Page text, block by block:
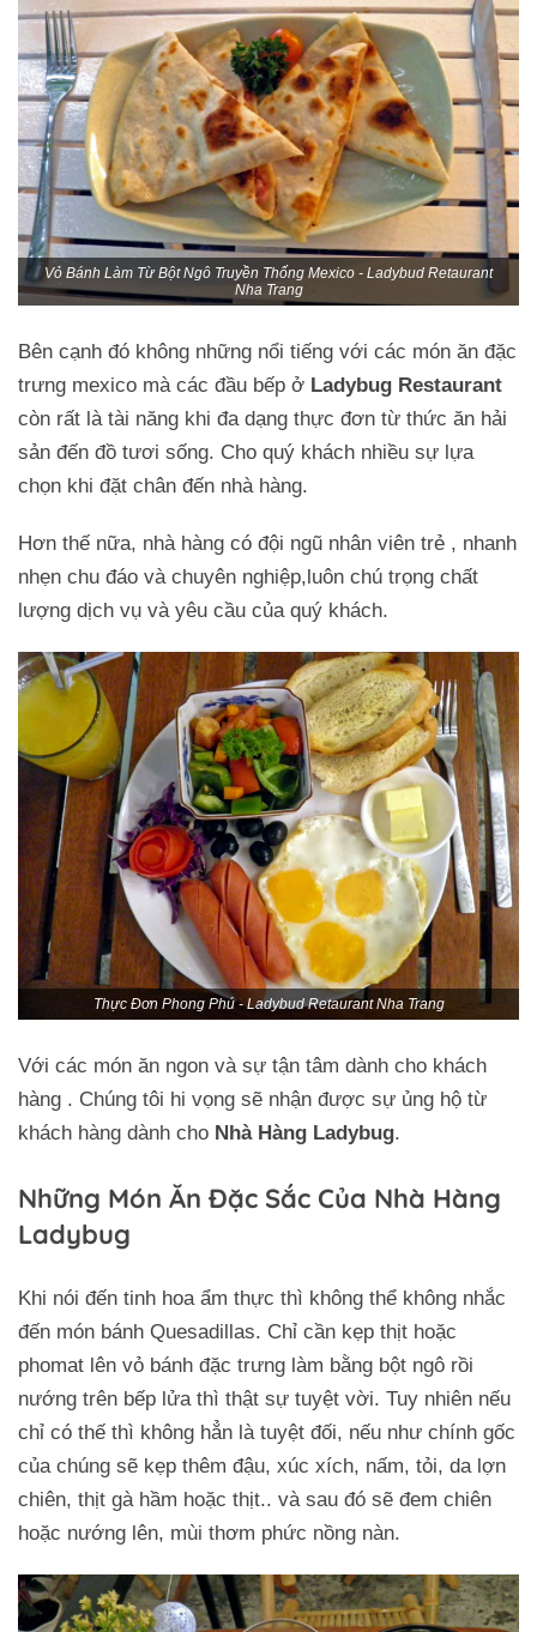
Vỏ Bánh Làm Từ Bột Ngô Truyền Thống Mexico - Ladybud Retaurant
Nha Trang
Bên cạnh đó không những nổi tiếng với các món ăn đặc
trưng mexico mà các đầu bếp ở Ladybug Restaurant
còn rất là tài năng khi đa dạng thực đơn từ thức ăn hải
sản đến đồ tươi sống. Cho quý khách nhiều sự lựa
chọn khi đặt chân đến nhà hàng.
Hơn thế nữa, nhà hàng có đội ngũ nhân viên trẻ , nhanh
nhẹn chu đáo và chuyên nghiệp,luôn chú trọng chất
lượng dịch vụ và yêu cầu của quý khách.
Thực Đơn Phong Phú - Ladybud Retaurant Nha Trang
Với các món ăn ngon và sự tận tâm dành cho khách
hàng . Chúng tôi hi vọng sẽ nhận được sự ủng hộ từ
khách hàng dành cho Nhà Hàng Ladybug.
Những Món Ăn Đặc Sắc Của Nhà Hàng
Ladybug
Khi nói đến tinh hoa ẩm thực thì không thể không nhắc
đến món bánh Quesadillas. Chỉ cần kẹp thịt hoặc
phomat lên vỏ bánh đặc trưng làm bằng bột ngô rồi
nướng trên bếp lửa thì thật sự tuyệt vời. Tuy nhiên nếu
chỉ có thế thì không hẳn là tuyệt đối, nếu như chính gốc
của chúng sẽ kẹp thêm đậu, xúc xích, nấm, tỏi, da lợn
chiên, thịt gà hầm hoặc thịt.. và sau đó sẽ đem chiên
hoặc nướng lên, mùi thơm phức nồng nàn.